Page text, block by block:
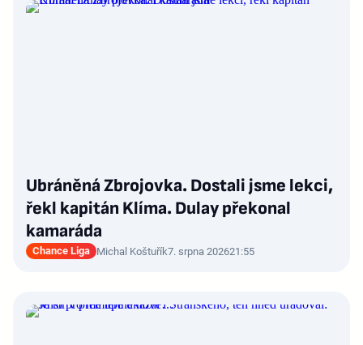
Ubráněná Zbrojovka. Dostali jsme lekci,
řekl kapitán Klíma. Dulay překonal
kamaráda
Chance Liga Michal Koštuřík7. srpna 202621:55